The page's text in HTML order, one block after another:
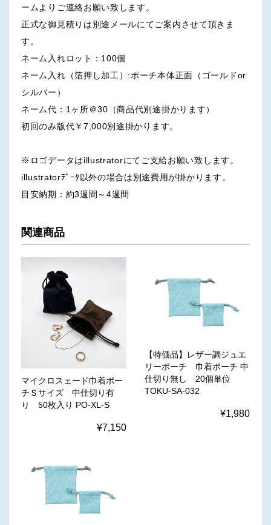
ームよりご連絡お願い致します。
正式な御見積りは別途メールにてご案内させて頂きま
す。
ネーム入れロット：100個
ネーム入れ（箔押し加工）:ポーチ本体正面（ゴールドor
シルバー）
ネーム代：1ヶ所＠30（商品代別途掛かります）
初回のみ版代￥7,000別途掛かります。
※ロゴデータはillustratorにてご支給お願い致します。
illustratorﾃﾞｰﾀ以外の場合は別途費用が掛かります。
目安納期：約3週間～4週間
関連商品
マイクロスェード巾着ポー
チＳサイズ 中仕切り有
り 50枚入り PO-XL-S
¥7,150
【特価品】レザー調ジュエ
リーポーチ 巾着ポーチ 中
仕切り無し 20個単位
TOKU-SA-032
¥1,980